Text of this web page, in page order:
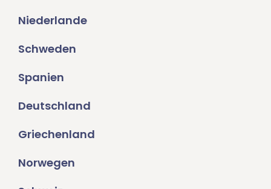
Niederlande
Schweden
Spanien
Deutschland
Griechenland
Norwegen